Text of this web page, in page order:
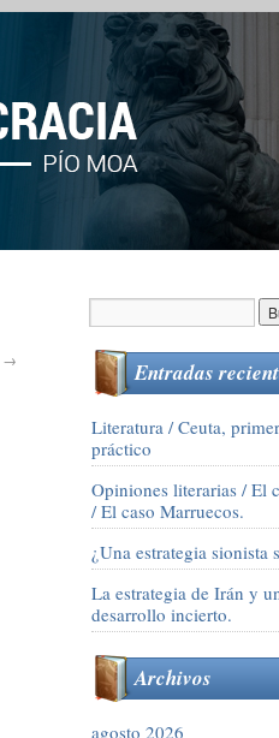
→ Entradas
Literatura / Ceuta,
práctico
Opiniones literarias / El
/ El caso Marruecos.
¿Una estrategia sionista
La estrategia de Irán y
desarrollo incierto.
Archivos
agosto 2026